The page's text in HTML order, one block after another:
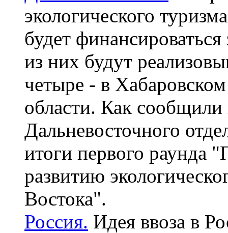
экологического
будет
из них будут
четыре - в
области. Как сообщили
Дальневосточного
итоги первого раунда
развитию
Востока".
Россия. Идея ввоза в